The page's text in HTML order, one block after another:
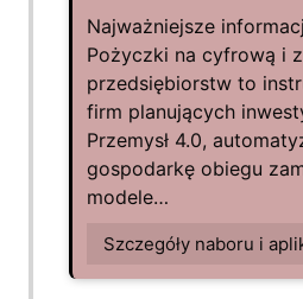
Najważniejsze
Pożyczki na cyfrową i
przedsiębiorstw to
firm planujących
Przemysł 4.0,
gospodarkę obiegu
modele…
Szczegóły naboru i